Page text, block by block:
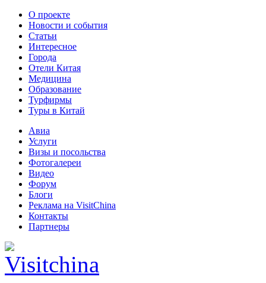
О проекте
Новости и события
Статьи
Интересное
Города
Отели Китая
Медицина
Образование
Турфирмы
Туры в Китай
Авиа
Услуги
Визы и посольства
Фотогалереи
Видео
Форум
Блоги
Реклама на VisitChina
Контакты
Партнеры